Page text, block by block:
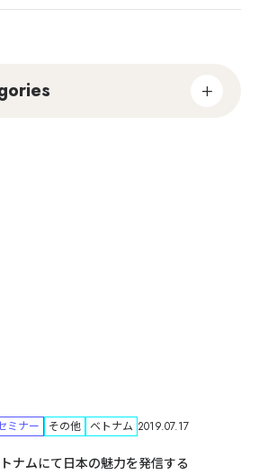
ミナー その他 ベトナム 2019.07.17
ナムにて日本の魅力を発信する